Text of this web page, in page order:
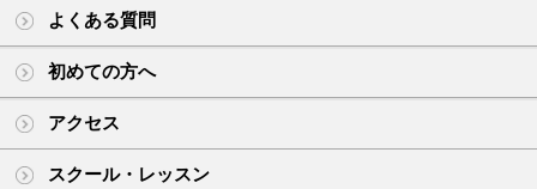
よくある質問
初めての方へ
アクセス
スクール・レッスン